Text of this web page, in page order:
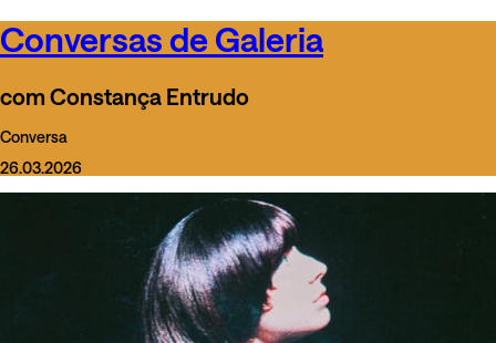
Conversas de Galeria
com Constança Entrudo
Conversa
26.03.2026